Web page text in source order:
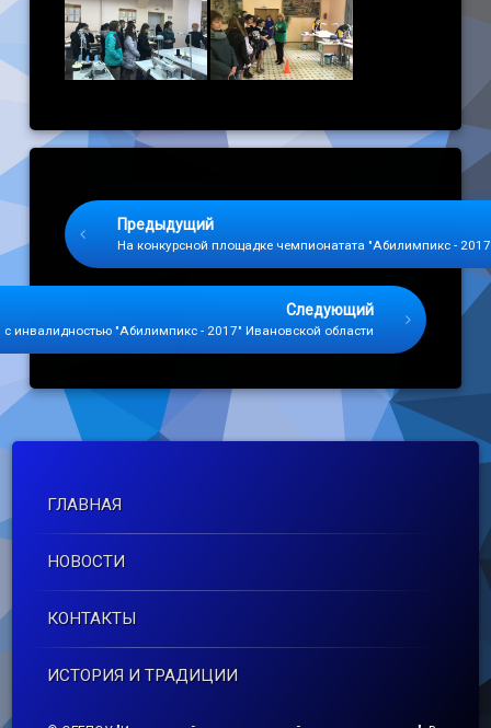
Предыдущий
На конкурсной площадке чемпионатата "Абилимпикс -
Следующий
инвалидностью "Абилимпикс - 2017" Ивановской области
ГЛАВНАЯ
НОВОСТИ
КОНТАКТЫ
ИСТОРИЯ И ТРАДИЦИИ